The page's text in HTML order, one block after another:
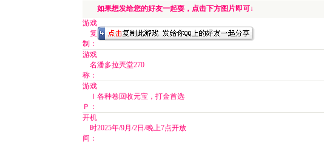
如果想发给您的好友一起耍，点击下方图片即可↓
游戏
复
制：
游戏
名
称：
潘多拉兲堂270
游戏
Ｉ
Ｐ：
各种卷回收元宝，打金首选
开机
时
间：
2025年/9月/2日/晚上7点开放